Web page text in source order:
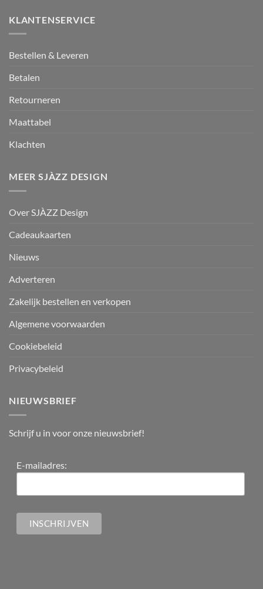
KLANTENSERVICE
Bestellen & Leveren
Betalen
Retourneren
Maattabel
Klachten
MEER SJÀZZ DESIGN
Over SJÀZZ Design
Cadeaukaarten
Nieuws
Adverteren
Zakelijk bestellen en verkopen
Algemene voorwaarden
Cookiebeleid
Privacybeleid
NIEUWSBRIEF
Schrijf u in voor onze nieuwsbrief!
E-mailadres: